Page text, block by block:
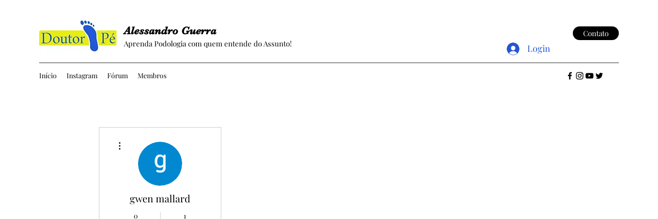
Início Instagram Fórum Membros
Alessandro Guerra
Aprenda Podologia com quem entende do Assunto!
Contato
Login
gwen mallard
0 1